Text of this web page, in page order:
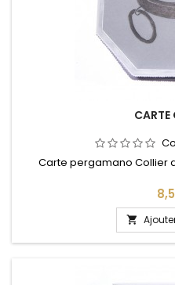
CARTE
Carte pergamano Collier
Prix
